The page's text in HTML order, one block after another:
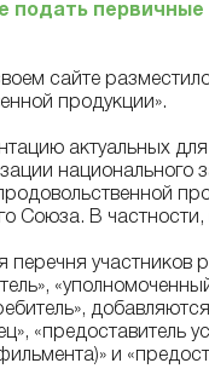
подать
сайте
продукции».
актуальных
национального
Союза. В
перечня участников
«предоставитель
и